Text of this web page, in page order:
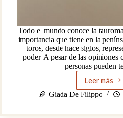
Todo el mundo conoce la
importancia que tiene en la
toros, desde hace siglos,
poder. A pesar de las opiniones
personas pueden
Leer más
LOS
Giada De Filippo